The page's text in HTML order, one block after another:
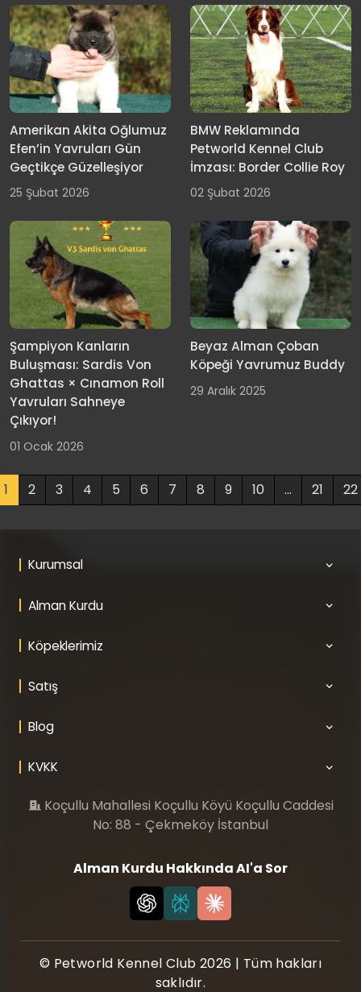
Amerikan Akita Oğlumuz
Efen’in Yavruları Gün
Geçtikçe Güzelleşiyor
25 Şubat 2026
BMW Reklamında
Petworld Kennel Club
İmzası: Border Collie Roy
02 Şubat 2026
Şampiyon Kanların
Buluşması: Sardis Von
Ghattas × Cınamon Roll
Yavruları Sahneye
Çıkıyor!
01 Ocak 2026
Beyaz Alman Çoban
Köpeği Yavrumuz Buddy
29 Aralık 2025
1 2 3 4 5 6 7 8 9 10 ... 21 22
Kurumsal
Alman Kurdu
Köpeklerimiz
Satış
Blog
KVKK
Koçullu Mahallesi Koçullu Köyü Koçullu Caddesi
No: 88 - Çekmeköy İstanbul
Alman Kurdu Hakkında AI'a Sor
© Petworld Kennel Club 2026 | Tüm hakları
saklıdır.